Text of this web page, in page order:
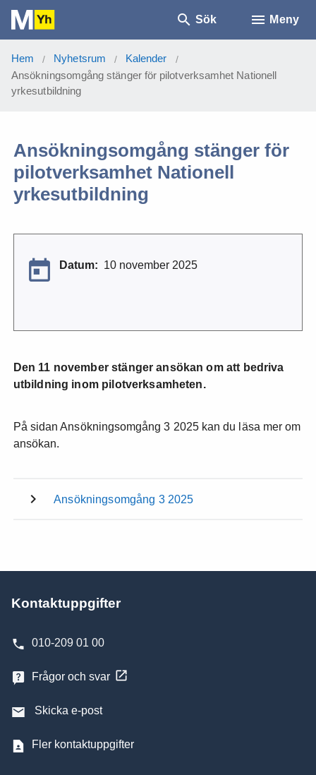
Sök Meny
Hem / Nyhetsrum / Kalender /
Ansökningsomgång stänger för pilotverksamhet Nationell
yrkesutbildning
Ansökningsomgång stänger för
pilotverksamhet Nationell
yrkesutbildning
Datum: 10 november 2025
Den 11 november stänger ansökan om att bedriva
utbildning inom pilotverksamheten.
På sidan Ansökningsomgång 3 2025 kan du läsa mer om
ansökan.
Ansökningsomgång 3 2025
Kontaktuppgifter
010-209 01 00
Frågor och svar
Skicka e-post
Fler kontaktuppgifter